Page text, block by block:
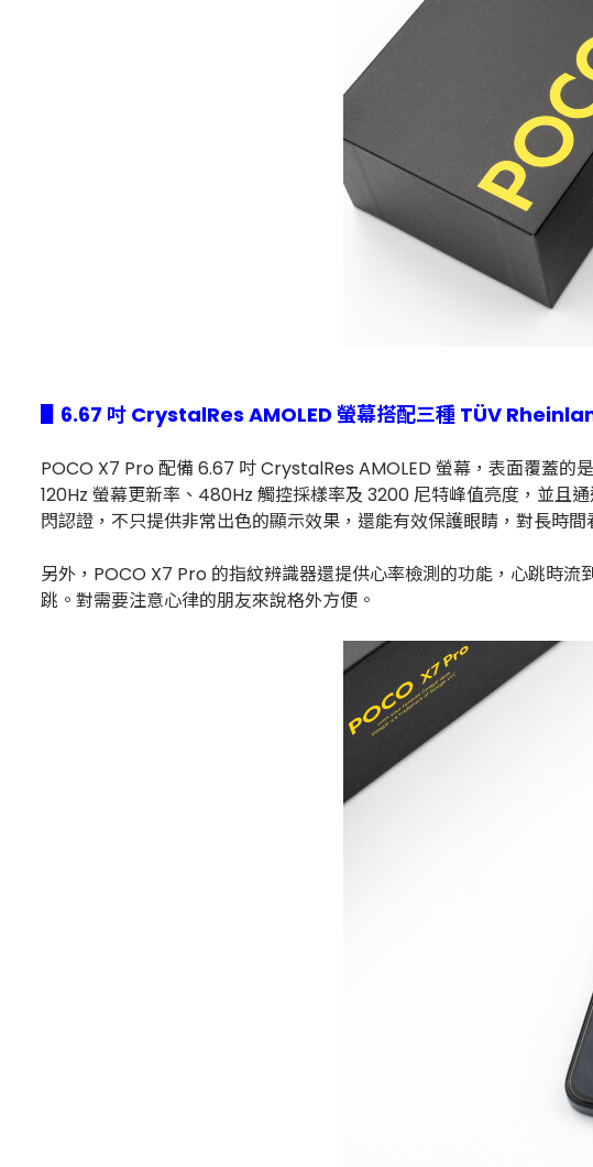
▋6.67 吋 CrystalRes AMOLED 螢幕搭配三種 TÜV
POCO X7 Pro 配備 6.67 吋 CrystalRes AMOLED 螢幕，表面覆蓋的
120Hz 螢幕更新率、480Hz 觸控採樣率及 3200 尼特峰值亮度，並
閃認證，不只提供非常出色的顯示效果，還能有效保護眼睛，對長時
另外，POCO X7 Pro 的指紋辨識器還提供心率檢測的功能，心跳時
跳。對需要注意心律的朋友來說格外方便。